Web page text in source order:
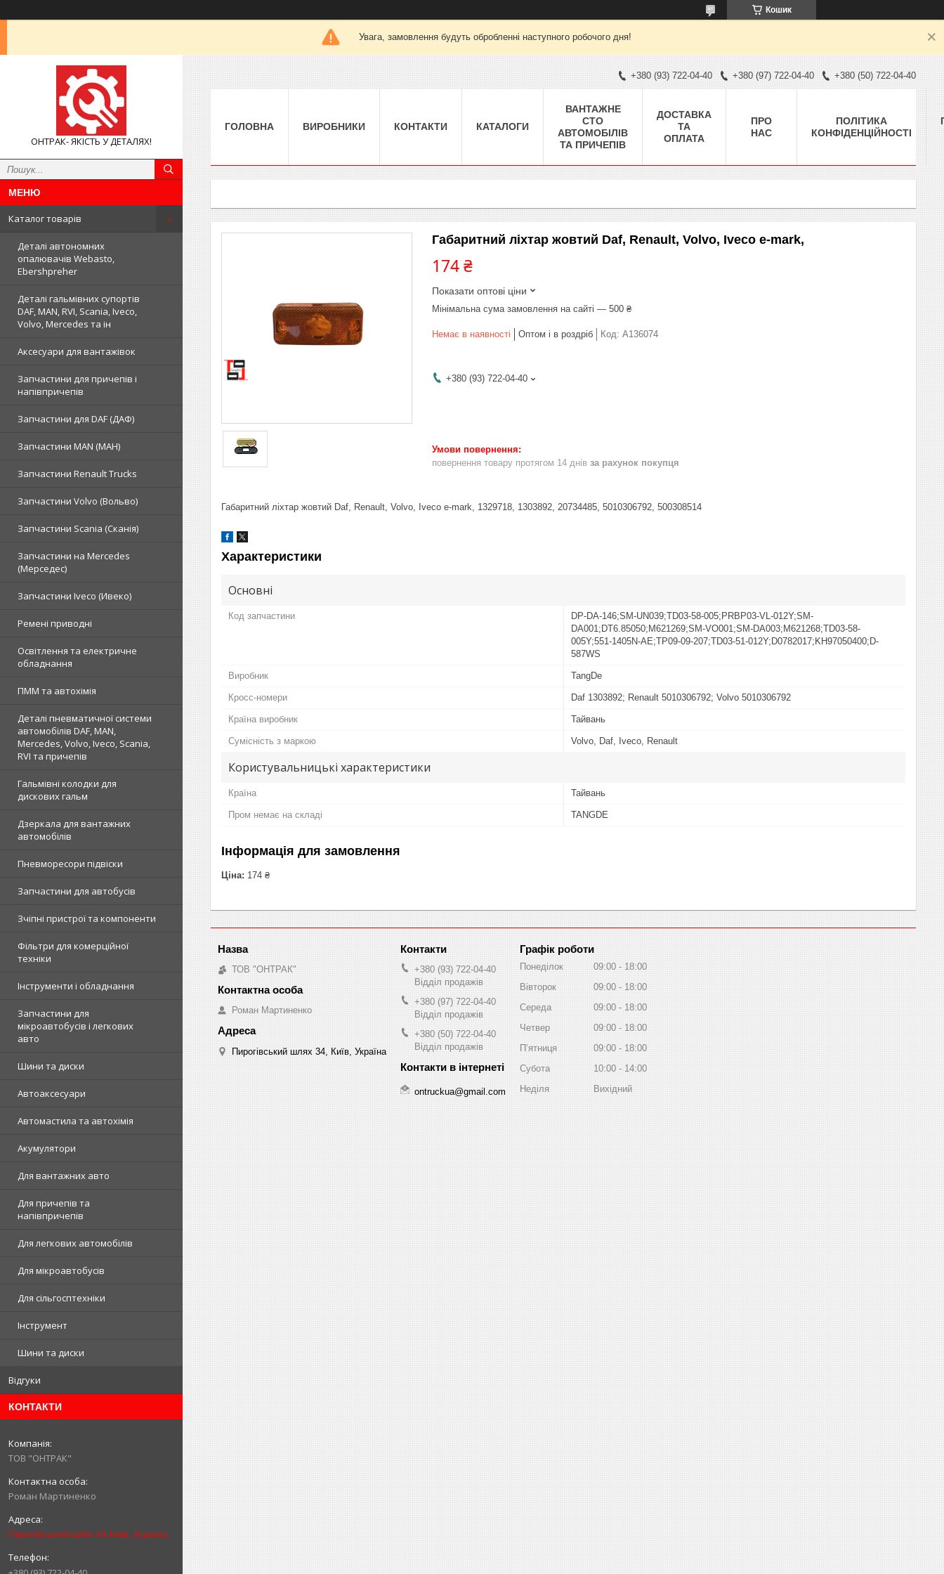
Кошик
Увага, замовлення будуть обробленні наступного робочого дня!
ОНТРАК- ЯКІСТЬ У ДЕТАЛЯХ!
Каталог товарів
Деталі автономних
опалювачів Webasto,
Ebershpreher
Деталі гальмівних супортів
DAF, MAN, RVI, Scania, Iveco,
Volvo, Mercedes та ін
Аксесуари для вантажівок
Запчастини для причепів і
напівпричепів
Запчастини для DAF (ДАФ)
Запчастини MAN (МАН)
Запчастини Renault Trucks
Запчастини Volvo (Вольво)
Запчастини Scania (Сканія)
Запчастини на Mercedes
(Мерседес)
Запчастини Iveco (Ивеко)
Ремені приводні
Освітлення та електричне
обладнання
ПММ та автохімія
Деталі пневматичної системи
автомобілів DAF, MAN,
Mercedes, Volvo, Iveco, Scania,
RVI та причепів
Гальмівні колодки для
дискових гальм
Дзеркала для вантажних
автомобілів
Пневморесори підвіски
Запчастини для автобусів
Зчіпні пристрої та компоненти
Фільтри для комерційної
техніки
Інструменти і обладнання
Запчастини для
мікроавтобусів і легкових
авто
Шини та диски
Автоаксесуари
Автомастила та автохімія
Акумулятори
Для вантажних авто
Для причепів та
напівпричепів
Для легкових автомобілів
Для мікроавтобусів
Для сільгосптехніки
Інструмент
Шини та диски
Відгуки
КОНТАКТИ
ТОВ "ОНТРАК"
Роман Мартиненко
Пирогівський шлях 34, Київ, Україна
+380 (93) 722-04-40 +380 (97) 722-04-40 +380 (50) 722-04-40
ГОЛОВНА ВИРОБНИКИ КОНТАКТИ КАТАЛОГИ
ВАНТАЖНЕ
СТО
АВТОМОБІЛІВ
ТА ПРИЧЕПІВ
ДОСТАВКА
ТА
ОПЛАТА
ПРО
НАС
ПОЛІТИКА
КОНФІДЕНЦІЙНОСТІ
Габаритний ліхтар жовтий Daf, Renault, Volvo, Iveco e-mark,
174 ₴
Показати оптові ціни
Мінімальна сума замовлення на сайті — 500 ₴
Немає в наявності Оптом і в роздріб Код: A136074
+380 (93) 722-04-40
повернення товару протягом 14 днів за рахунок покупця
Габаритний ліхтар жовтий Daf, Renault, Volvo, Iveco e-mark, 1329718, 1303892, 20734485, 5010306792, 500308514
Характеристики
Основні
Код запчастини
DP-DA-146;SM-UN039;TD03-58-005;PRBP03-VL-012Y;SM-
DA001;DT6.85050;M621269;SM-VO001;SM-DA003;M621268;TD03-58-
005Y;551-1405N-AE;TP09-09-207;TD03-51-012Y;D0782017;KH97050400;D-
587WS
Виробник TangDe
Кросс-номери Daf 1303892; Renault 5010306792; Volvo 5010306792
Країна виробник Тайвань
Сумісність з маркою Volvo, Daf, Iveco, Renault
Користувальницькі характеристики
Країна Тайвань
Пром немає на складі TANGDE
Інформація для замовлення
Ціна: 174 ₴
ТОВ "ОНТРАК"
Роман Мартиненко
Пирогівський шлях 34, Київ, Україна
+380 (93) 722-04-40
Відділ продажів
+380 (97) 722-04-40
Відділ продажів
+380 (50) 722-04-40
Відділ продажів
ontruckua@gmail.com
Графік роботи
Понеділок 09:00
18:00
Вівторок
09:00
18:00
Середа
09:00
18:00
Четвер
09:00
18:00
Пʼятниця
09:00
18:00
Субота
10:00
14:00
Неділя
Вихідний